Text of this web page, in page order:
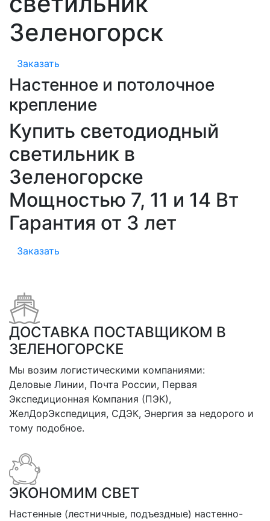
Зеленогорск
Заказать
Настенное и потолочное
крепление
Купить светодиодный
светильник в
Зеленогорске
Мощностью 7, 11 и 14 Вт
Гарантия от 3 лет
Заказать
ДОСТАВКА ПОСТАВЩИКОМ В
ЗЕЛЕНОГОРСКЕ
Мы возим логистическими компаниями:
Деловые Линии, Почта России, Первая
Экспедиционная Компания (ПЭК),
ЖелДорЭкспедиция, СДЭК, Энергия за недорого и
тому подобное.
ЭКОНОМИМ СВЕТ
Настенные (лестничные, подъездные) настенно-